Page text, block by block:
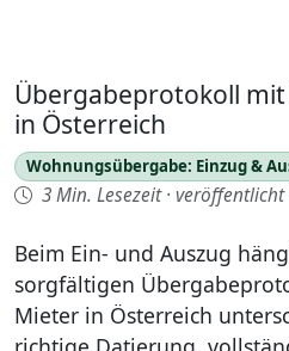
Übergabeprotokoll
in Österreich
Wohnungsübergabe: Einzug &
3 Min. Lesezeit · veröffentlicht
Beim Ein- und Auszug
sorgfältigen
Mieter in Österreich